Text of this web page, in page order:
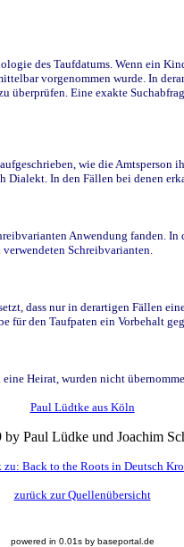
des Taufdatums. Wenn ein
vorgenommen wurde. In
Eine exakte
wie die Amtsperson
In den Fällen bei denen
Anwendung fanden.
Schreibvarianten.
dass nur in derartigen Fällen
den Taufpaten ein Vorbehalt
Heirat, wurden nicht
Paul Lüdtke aus Köln
Paul Lüdke und Joachim
zu: Back to the Roots in Deutsch
zurück zur Quellenübersicht
powered in 0.01s by baseportal.de